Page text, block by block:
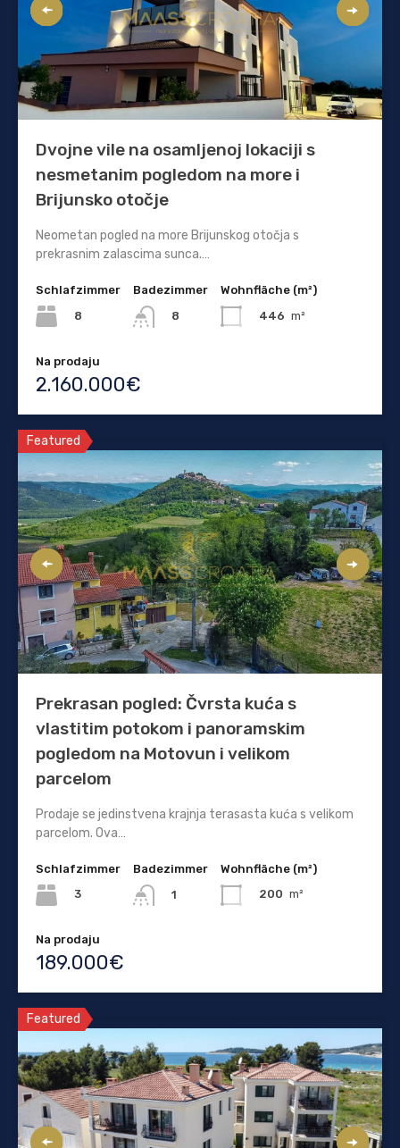
Dvojne vile na osamljenoj lokaciji s
nesmetanim pogledom na more i
Brijunsko otočje
Neometan pogled na more Brijunskog otočja s
prekrasnim zalascima sunca.…
Schlafzimmer
8
Badezimmer
8
Wohnfläche (m²)
446 m²
Na prodaju
2.160.000€
Featured
Prekrasan pogled: Čvrsta kuća s
vlastitim potokom i panoramskim
pogledom na Motovun i velikom
parcelom
Prodaje se jedinstvena krajnja terasasta kuća s velikom
parcelom. Ova…
Schlafzimmer
3
Badezimmer
1
Wohnfläche (m²)
200 m²
Na prodaju
189.000€
Featured